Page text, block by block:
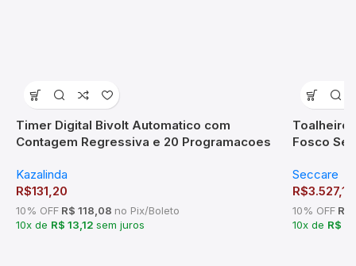
Timer Digital Bivolt Automatico com
Contagem Regressiva e 20 Programacoes
Kazalinda
R$131,20
10% OFF R$ 118,08 no Pix/Boleto
10x de R$ 13,12 sem juros
Toalheiro
Fosco
Seccare
R$3.527,12
10% OFF R$
10x de R$